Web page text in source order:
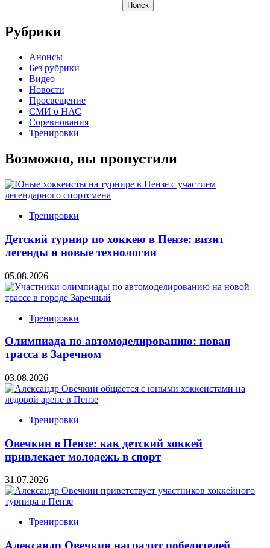
Поиск
Рубрики
Анонсы
Без рубрики
Видео
Новости
Просвещение
СМИ о НАС
Соревнования
Тренировки
Возможно, вы пропустили
Тренировки
Детский турнир по хоккею в Пензе: визит
легенды и новые технологии
05.08.2026
Тренировки
Олимпиада по автомоделированию: новая
трасса в Заречном
03.08.2026
Тренировки
Овечкин в Пензе: как детский хоккей
привлекает молодежь в спорт
31.07.2026
Тренировки
Александр Овечкин наградит победителей